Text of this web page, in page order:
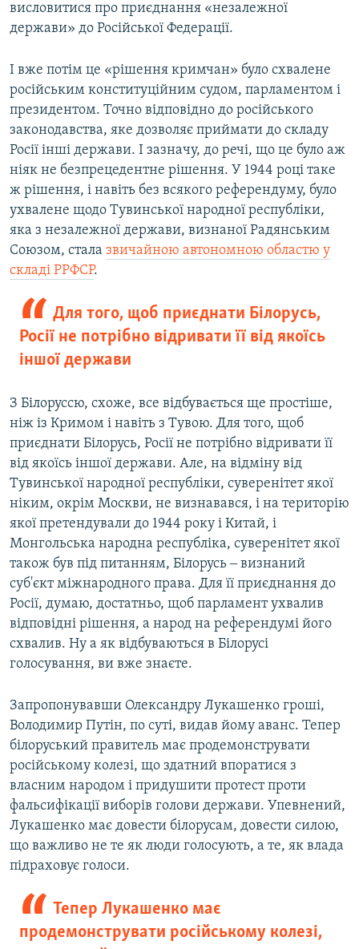
висловитися про приєднання «незалежної
держави» до Російської Федерації.
І вже потім це «рішення кримчан» було схвалене
російським конституційним судом, парламентом і
президентом. Точно відповідно до російського
законодавства, яке дозволяє приймати до складу
Росії інші держави. І зазначу, до речі, що це було аж
ніяк не безпрецедентне рішення. У 1944 році таке
ж рішення, і навіть без всякого референдуму, було
ухвалене щодо Тувинської народної республіки,
яка з незалежної держави, визнаної Радянським
Союзом, стала звичайною автономною областю у
складі РРФСР.
Для того, щоб приєднати Білорусь,
Росії не потрібно відривати її від якоїсь
іншої держави
З Білоруссю, схоже, все відбувається ще простіше,
ніж із Кримом і навіть з Тувою. Для того, щоб
приєднати Білорусь, Росії не потрібно відривати її
від якоїсь іншої держави. Але, на відміну від
Тувинської народної республіки, суверенітет якої
ніким, окрім Москви, не визнавався, і на територію
якої претендували до 1944 року і Китай, і
Монгольська народна республіка, суверенітет якої
також був під питанням, Білорусь ‒ визнаний
суб'єкт міжнародного права. Для її приєднання до
Росії, думаю, достатньо, щоб парламент ухвалив
відповідні рішення, а народ на референдумі його
схвалив. Ну а як відбуваються в Білорусі
голосування, ви вже знаєте.
Запропонувавши Олександру Лукашенко гроші,
Володимир Путін, по суті, видав йому аванс. Тепер
білоруський правитель має продемонструвати
російському колезі, що здатний впоратися з
власним народом і придушити протест проти
фальсифікації виборів голови держави. Упевнений,
Лукашенко має довести білорусам, довести силою,
що важливо не те як люди голосують, а те, як влада
підраховує голоси.
Тепер Лукашенко має
продемонструвати російському колезі,